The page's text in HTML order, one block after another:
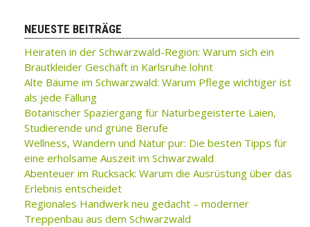
NEUESTE BEITRÄGE
Heiraten in der Schwarzwald-Region: Warum sich ein
Brautkleider Geschäft in Karlsruhe lohnt
Alte Bäume im Schwarzwald: Warum Pflege wichtiger ist
als jede Fällung
Botanischer Spaziergang für Naturbegeisterte Laien,
Studierende und grüne Berufe
Wellness, Wandern und Natur pur: Die besten Tipps für
eine erholsame Auszeit im Schwarzwald
Abenteuer im Rucksack: Warum die Ausrüstung über das
Erlebnis entscheidet
Regionales Handwerk neu gedacht – moderner
Treppenbau aus dem Schwarzwald